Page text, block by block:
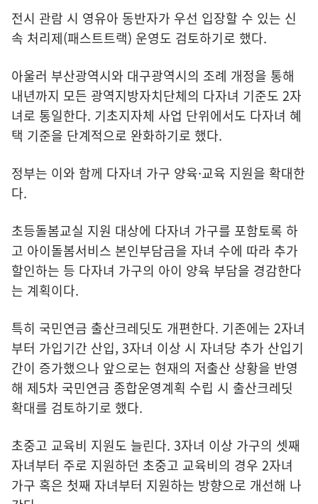
전시 관람 시 영유아 동반자가 우선 입장할 수 있는 신
속 처리제(패스트트랙) 운영도 검토하기로 했다.
아울러 부산광역시와 대구광역시의 조례 개정을 통해
내년까지 모든 광역지방자치단체의 다자녀 기준도 2자
녀로 통일한다. 기초지자체 사업 단위에서도 다자녀 혜
택 기준을 단계적으로 완화하기로 했다.
정부는 이와 함께 다자녀 가구 양육·교육 지원을 확대한
다.
초등돌봄교실 지원 대상에 다자녀 가구를 포함토록 하
고 아이돌봄서비스 본인부담금을 자녀 수에 따라 추가
할인하는 등 다자녀 가구의 아이 양육 부담을 경감한다
는 계획이다.
특히 국민연금 출산크레딧도 개편한다. 기존에는 2자녀
부터 가입기간 산입, 3자녀 이상 시 자녀당 추가 산입기
간이 증가했으나 앞으로는 현재의 저출산 상황을 반영
해 제5차 국민연금 종합운영계획 수립 시 출산크레딧
확대를 검토하기로 했다.
초중고 교육비 지원도 늘린다. 3자녀 이상 가구의 셋째
자녀부터 주로 지원하던 초중고 교육비의 경우 2자녀
가구 혹은 첫째 자녀부터 지원하는 방향으로 개선해 나